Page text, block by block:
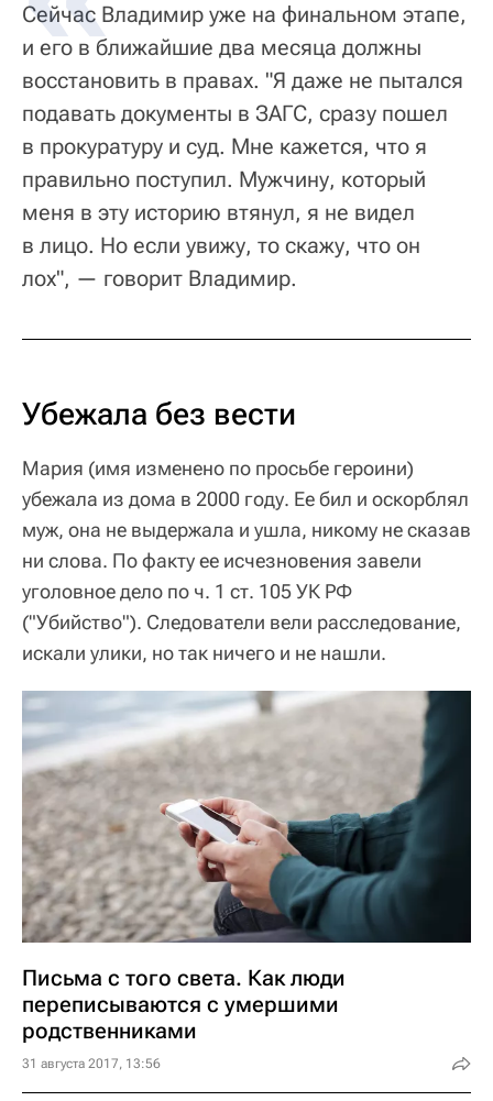
Сейчас Владимир уже на финальном этапе,
и его в ближайшие два месяца должны
восстановить в правах. "Я даже не пытался
подавать документы в ЗАГС, сразу пошел
в прокуратуру и суд. Мне кажется, что я
правильно поступил. Мужчину, который
меня в эту историю втянул, я не видел
в лицо. Но если увижу, то скажу, что он
лох", — говорит Владимир.
Убежала без вести
Мария (имя изменено по просьбе героини)
убежала из дома в 2000 году. Ее бил и оскорблял
муж, она не выдержала и ушла, никому не сказав
ни слова. По факту ее исчезновения завели
уголовное дело по ч. 1 ст. 105 УК РФ
("Убийство"). Следователи вели расследование,
искали улики, но так ничего и не нашли.
Письма с того света. Как люди
переписываются с умершими
родственниками
31 августа 2017, 13:56